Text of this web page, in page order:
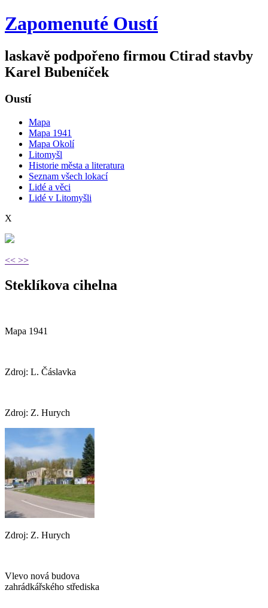
Zapomenuté Oustí
laskavě podpořeno firmou Ctirad stavby
Karel Bubeníček
Oustí
Mapa
Mapa 1941
Mapa Okolí
Litomyšl
Historie města a literatura
Seznam všech lokací
Lidé a věci
Lidé v Litomyšli
X
<< >>
Steklíkova cihelna
Mapa 1941
Zdroj: L. Čáslavka
Zdroj: Z. Hurych
Zdroj: Z. Hurych
Vlevo nová budova
zahrádkářského střediska